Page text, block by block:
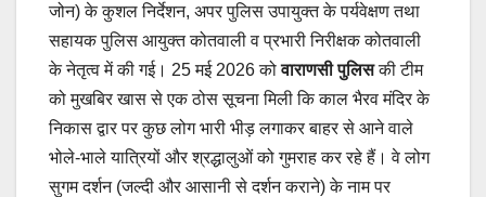
जोन) के कुशल निर्देशन, अपर पुलिस उपायुक्त के पर्यवेक्षण तथा
सहायक पुलिस आयुक्त कोतवाली व प्रभारी निरीक्षक कोतवाली
के नेतृत्व में की गई। 25 मई 2026 कोवाराणसी पुलिसकी टीम
को मुखबिर खास से एक ठोस सूचना मिली कि काल भैरव मंदिर के
निकास द्वार पर कुछ लोग भारी भीड़ लगाकर बाहर से आने वाले
भोले-भाले यात्रियों और श्रद्धालुओं को गुमराह कर रहे हैं। वे लोग
सुगम दर्शन (जल्दी और आसानी से दर्शन कराने) के नाम पर